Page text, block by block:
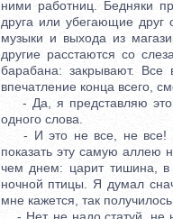
ними работниц. Бедняки
друга или убегающие друг
музыки и выхода из
другие расстаются со
барабана: закрывают. Все
впечатление конца всего,
- Да, я представляю это
одного слова.
- И это не все, не все! -
показать эту самую аллею
чем днем: царит тишина,
ночной птицы. Я думал
мне кажется, так